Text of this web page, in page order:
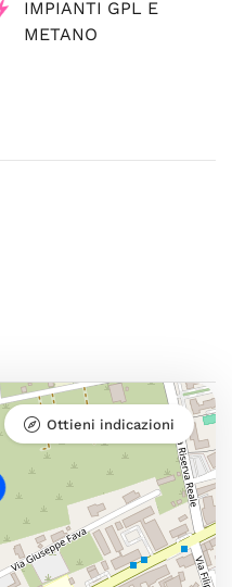
IMPIANTI GPL E
METANO
Ottieni indicazioni